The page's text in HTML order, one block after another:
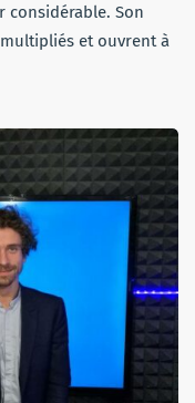
considérable. Son
et ouvrent à